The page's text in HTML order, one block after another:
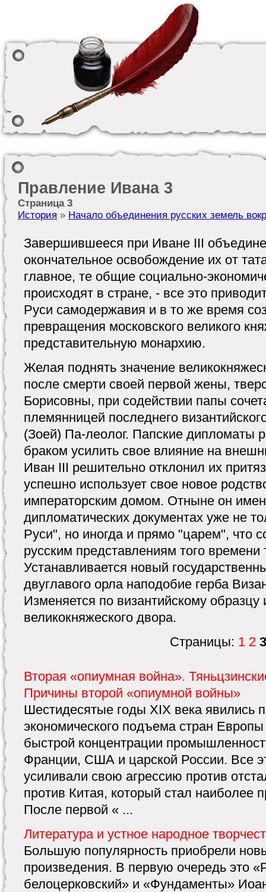
Правление Ивана 3
Страница 3
История » Начало объединения русских земель
Завершившееся при Иване III
окончательное освобождение их от
главное, те общие социально-
происходят в стране, - все это
Руси самодержавия и в то же время
превращения московского великого
представительную монархию.
Желая поднять значение
после смерти своей первой жены,
Борисовны, при содействии папы
племянницей последнего
(Зоей) Па-леолог. Папские дипломаты
браком усилить свое влияние на
Иван III решительно отклонил их
успешно использует свое новое
императорским домом. Отныне он
дипломатических документах уже не
Руси", но иногда и прямо "царем", что
русским представлениям того времени
Устанавливается новый
двуглавого орла наподобие герба
Изменяется по византийскому образцу
великокняжеского двора.
Страницы: 1 2 3
Вторая «опиумная война».
Причины второй «опиумной войны»
Шестидесятые годы XIX века явились
экономического подъема стран
быстрой концентрации
Франции, США и царской России. Все
усиливали свою агрессию против
против Китая, который стал наиболее
После первой « ...
Литература и устное народное
Большую популярность приобрели
произведения. В первую очередь это
белоцерковский» и «Фундаменты»